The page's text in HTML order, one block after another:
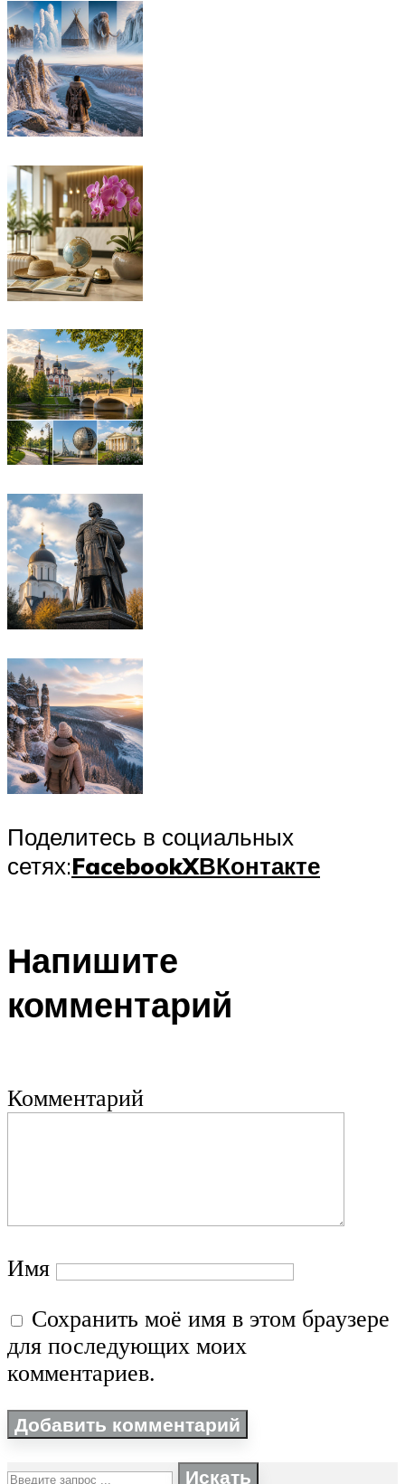
Поделитесь в социальных
сетях:FacebookXВКонтакте
Напишите
комментарий
Комментарий
Имя
Сохранить моё имя в этом браузере
для последующих моих
комментариев.
Искать